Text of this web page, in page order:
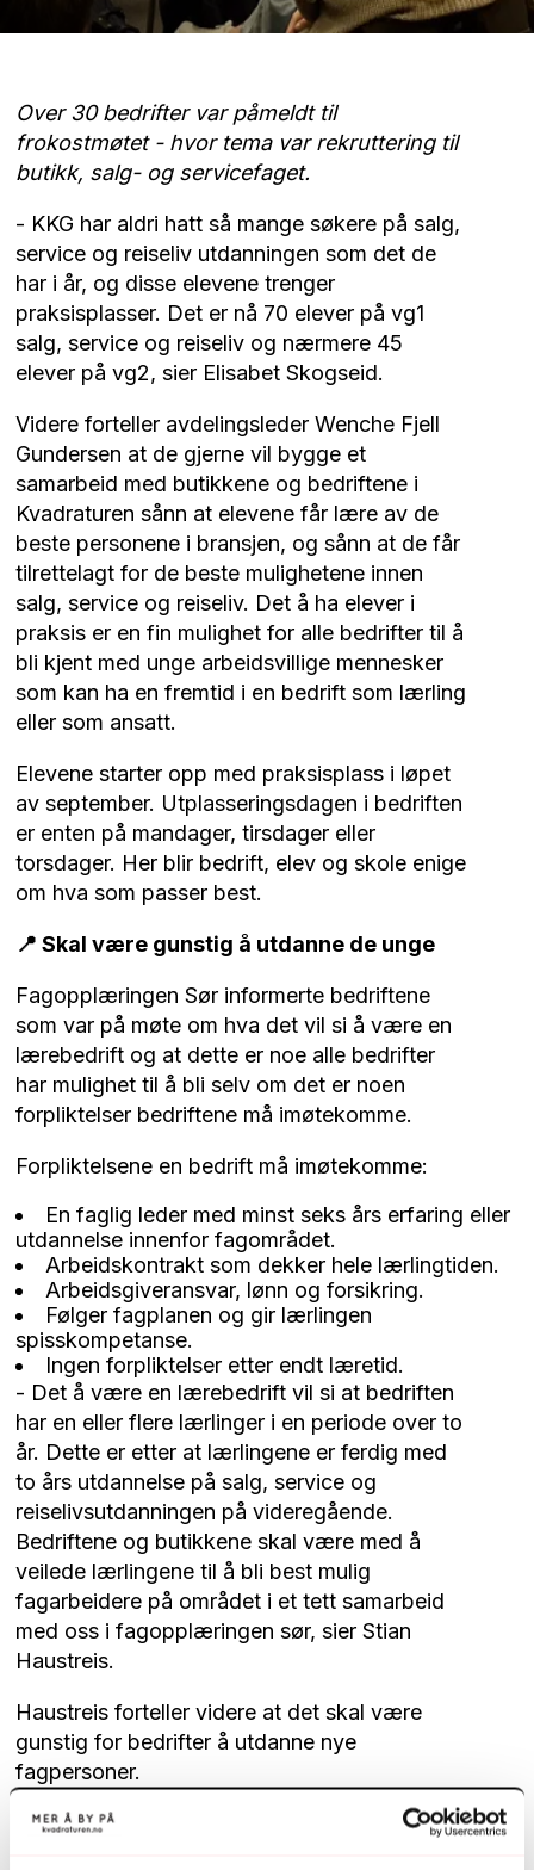
Over 30 bedrifter var påmeldt til
frokostmøtet - hvor tema var rekruttering til
butikk, salg- og servicefaget.
- KKG har aldri hatt så mange søkere på salg,
service og reiseliv utdanningen som det de
har i år, og disse elevene trenger
praksisplasser. Det er nå 70 elever på vg1
salg, service og reiseliv og nærmere 45
elever på vg2, sier Elisabet Skogseid.
Videre forteller avdelingsleder Wenche Fjell
Gundersen at de gjerne vil bygge et
samarbeid med butikkene og bedriftene i
Kvadraturen sånn at elevene får lære av de
beste personene i bransjen, og sånn at de får
tilrettelagt for de beste mulighetene innen
salg, service og reiseliv. Det å ha elever i
praksis er en fin mulighet for alle bedrifter til å
bli kjent med unge arbeidsvillige mennesker
som kan ha en fremtid i en bedrift som lærling
eller som ansatt.
Elevene starter opp med praksisplass i løpet
av september. Utplasseringsdagen i bedriften
er enten på mandager, tirsdager eller
torsdager. Her blir bedrift, elev og skole enige
om hva som passer best.
📍 Skal være gunstig å utdanne de unge
Fagopplæringen Sør informerte bedriftene
som var på møte om hva det vil si å være en
lærebedrift og at dette er noe alle bedrifter
har mulighet til å bli selv om det er noen
forpliktelser bedriftene må imøtekomme.
Forpliktelsene en bedrift må imøtekomme:
En faglig leder med minst seks års erfaring eller
utdannelse innenfor fagområdet.
Arbeidskontrakt som dekker hele lærlingtiden.
Arbeidsgiveransvar, lønn og forsikring.
Følger fagplanen og gir lærlingen
spisskompetanse.
Ingen forpliktelser etter endt læretid.
- Det å være en lærebedrift vil si at bedriften
har en eller flere lærlinger i en periode over to
år. Dette er etter at lærlingene er ferdig med
to års utdannelse på salg, service og
reiselivsutdanningen på videregående.
Bedriftene og butikkene skal være med å
veilede lærlingene til å bli best mulig
fagarbeidere på området i et tett samarbeid
med oss i fagopplæringen sør, sier Stian
Haustreis.
Haustreis forteller videre at det skal være
gunstig for bedrifter å utdanne nye
fagpersoner.
- Bedriftene skal over to år betale lærlingen